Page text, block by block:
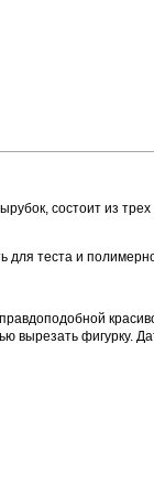
состоит из
для теста и
вырезать фигурку.